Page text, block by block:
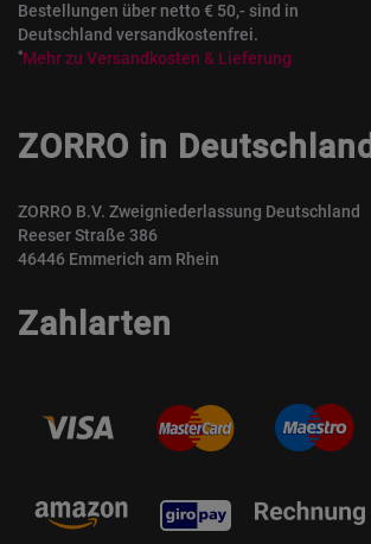
Bestellungen über netto € 50,- sind in
Deutschland versandkostenfrei.
*Mehr zu Versandkosten & Lieferung
ZORRO in Deutschland
ZORRO B.V. Zweigniederlassung Deutschland
Reeser Straße 386
46446 Emmerich am Rhein
Zahlarten